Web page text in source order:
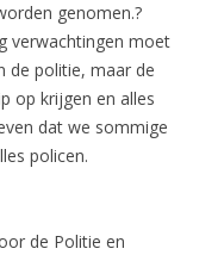
genomen.?
verwachtingen moet
de politie, maar de
op krijgen en alles
dat we sommige
policen.
de Politie en